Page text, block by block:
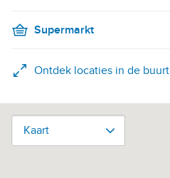
Supermarkt
Ontdek locaties in de buurt
Kaart
Kaart